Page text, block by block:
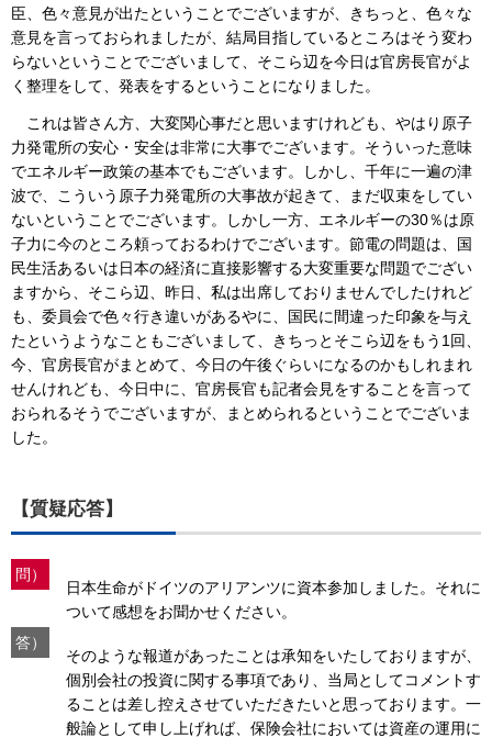
臣、色々意見が出たということでございますが、きちっと、色々な
意見を言っておられましたが、結局目指しているところはそう変わ
らないということでございまして、そこら辺を今日は官房長官がよ
く整理をして、発表をするということになりました。
これは皆さん方、大変関心事だと思いますけれども、やはり原子
力発電所の安心・安全は非常に大事でございます。そういった意味
でエネルギー政策の基本でもございます。しかし、千年に一遍の津
波で、こういう原子力発電所の大事故が起きて、まだ収束をしてい
ないということでございます。しかし一方、エネルギーの30％は原
子力に今のところ頼っておるわけでございます。節電の問題は、国
民生活あるいは日本の経済に直接影響する大変重要な問題でござい
ますから、そこら辺、昨日、私は出席しておりませんでしたけれど
も、委員会で色々行き違いがあるやに、国民に間違った印象を与え
たというようなこともございまして、きちっとそこら辺をもう1回、
今、官房長官がまとめて、今日の午後ぐらいになるのかもしれまれ
せんけれども、今日中に、官房長官も記者会見をすることを言って
おられるそうでございますが、まとめられるということでございま
した。
【質疑応答】
問）
日本生命がドイツのアリアンツに資本参加しました。それに
ついて感想をお聞かせください。
答）
そのような報道があったことは承知をいたしておりますが、
個別会社の投資に関する事項であり、当局としてコメントす
ることは差し控えさせていただきたいと思っております。一
般論として申し上げれば、保険会社においては資産の運用に